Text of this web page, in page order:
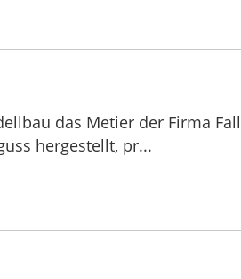
das Metier der Firma
hergestellt, pr...